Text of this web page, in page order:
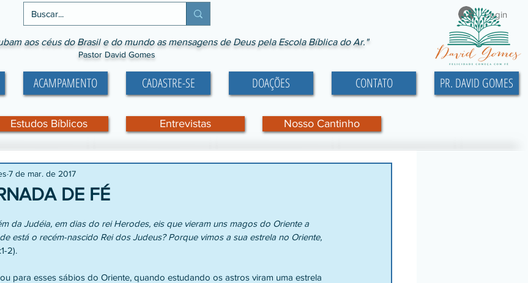
Login
aos céus do Brasil e do mundo as mensagens de Deus pela Escola Bíblica do Ar."
Pastor David Gomes
ACAMPAMENTO CADASTRE-SE DOAÇÕES CONTATO PR. DAVID GOMES
Estudos Bíblicos Entrevistas Nosso Cantinho
DE FÉ
7 de mar. de 2017
da Judéia, em dias do rei Herodes, eis que vieram uns magos do Oriente a
está o recém-nascido Rei dos Judeus? Porque vimos a sua estrela no Oriente,
2).
para esses sábios do Oriente, quando estudando os astros viram uma estrela